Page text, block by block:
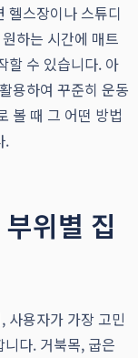
헬스장이나 스튜디
하는 시간에 매트
할 수 있습니다. 아
용하여 꾸준히 운동
볼 때 그 어떤 방법
.
위별 집
사용자가 가장 고민
다. 거북목, 굽은